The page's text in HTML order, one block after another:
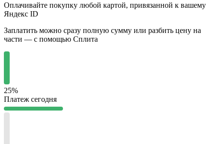
Оплачивайте покупку любой картой, привязанной к вашему
Яндекс ID
Заплатить можно сразу полную сумму или разбить цену на
части — с помощью Сплита
25%
Платеж сегодня